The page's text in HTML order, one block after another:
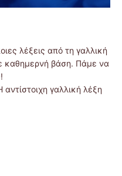
λέξεις από τη γαλλική
καθημερνή βάση. Πάμε να
γαλλική λέξη